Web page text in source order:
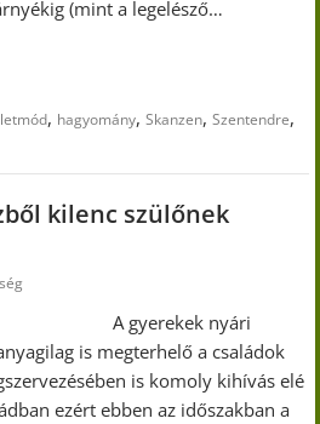
(mint a legelésző…
, hagyomány,Skanzen,Szentendre,
kilenc szülőnek
A gyerekek nyári
is megterhelő a családok
is komoly kihívás elé
ezért ebben az időszakban a